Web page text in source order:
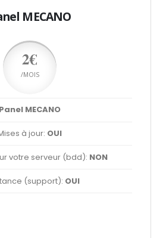
MECANO
2€
/MOIS
Panel MECANO
à jour: OUI
votre serveur (bdd): NON
(support): OUI